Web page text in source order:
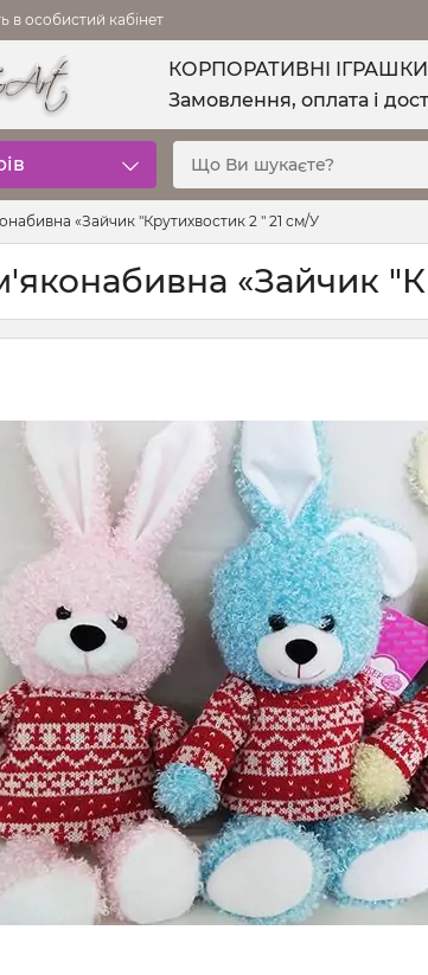
в особистий кабінет
КОРПОРАТИВНІ ІГРАШКИ
Замовлення, оплата і
«Зайчик "Крутихвостик 2 " 21 см/У
«Зайчик